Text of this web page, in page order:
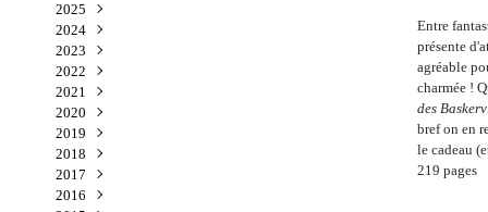
Juillet
Juin
Mai(1)
Avril
Mars
Février
Janvier
2025
Novembre
Octobre
Septembre
Août
Juillet
Juin
Mai(3)
Avril
Mars
2024
Décembre
Novembre
Octobre
Septembre
Août
Juillet
Juin
Mai(2)
2023
Décembre
Novembre
Octobre
Septembre
Août
Juillet
Mai(9)
2022
Décembre
Novembre
Octobre
Septembre
Août
Juillet
2021
Décembre
Novembre
Octobre
Septembre
Août
2020
Décembre
Novembre
Octobre
Septembre
2019
Décembre
Novembre
Octobre
2018
Décembre
Novembre
2017
Décembre
2016
Entre
présente
agréable
charmée !
des
bref on en
le cadeau
219 pages